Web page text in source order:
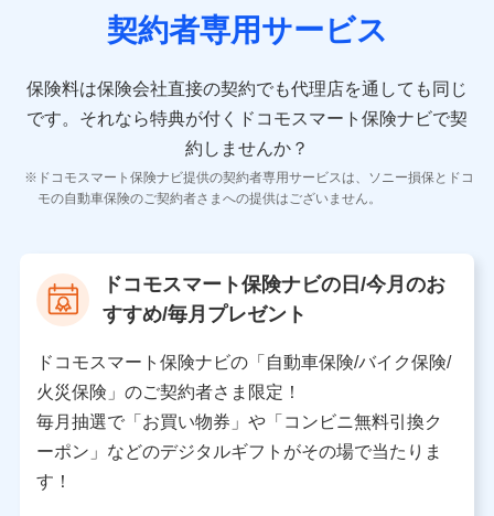
険契約に関する情報。例として、保険契約者及び被保険
者の氏名、住所、生年月日、性別、保険契約者と被保険
報、建物の構造や築年数などの情報、ペットの種類や年
齢などの情報などが含まれます。
【共同して利用する者の範囲】
当社
当社又は株式会社NTTドコモが提供する保険関連サービ
スにおけるユーザ登録受付および管理のため
を受けている保険会社・提携会社の保険その他に関する
情報を提供するため、また維持管理等の委託業務遂行の
ため、またそれらに付帯、関連する当社、株式会社NTT
ドコモおよび提携会社のサービスを案内、提供するため
（各サービスで取得したサービス利用履歴、ウェブサイ
トの閲覧履歴、購買履歴、ご契約内容等のパーソナルデ
ータを分析して、お客さまの趣味・嗜好・傾向に応じた
契約者専用サービス
保険料は保険会社直接の契約でも代理店を通しても同じ
です。 それなら特典が付くドコモスマート保険ナビで契
約しませんか？
ドコモスマート保険ナビ提供の契約者専用サービスは、ソニー損保とドコ
モの自動車保険のご契約者さまへの提供はございません。
ドコモスマート保険ナビの日/今月のお
すすめ/毎月プレゼント
ドコモスマート保険ナビの「自動車保険/バイク保険/
火災保険」のご契約者さま限定！
毎月抽選で「お買い物券」や「コンビニ無料引換ク
ーポン」などのデジタルギフトがその場で当たりま
す！